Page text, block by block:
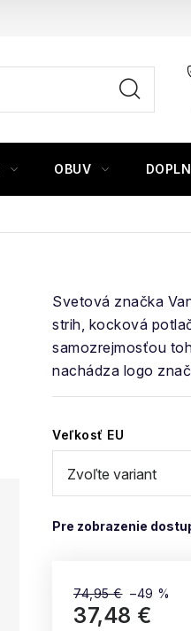
OBUV
Svetová značka
strih, kocková
samozrejmosťou
nachádza logo
Veľkosť EU
74,95 € –49 %
37,48 €